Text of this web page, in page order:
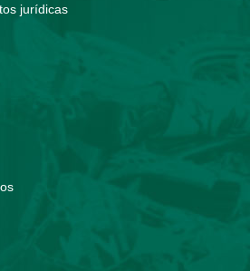
jurídicas